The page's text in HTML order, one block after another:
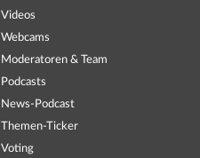
Videos
Webcams
Moderatoren & Team
Podcasts
News-Podcast
Themen-Ticker
Voting